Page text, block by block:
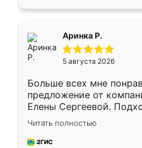
Аринка Р.
5 августа 2026
Больше всех мне
предложение от
Елены Сергеевой.
короткие сроки
для замера сотрудник
предложил по моему
Читать полностью